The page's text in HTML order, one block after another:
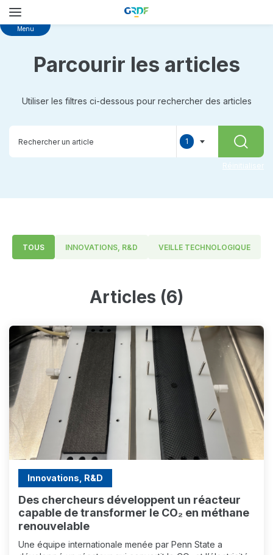
Skip
Menu
Parcourir les articles
Utiliser les filtres ci-dessous pour rechercher des articles
1
Réinitialiser
TOUS INNOVATIONS, R&D VEILLE TECHNOLOGIQUE
Articles (6)
Innovations, R&D
Des chercheurs développent un réacteur
capable de transformer le CO₂ en méthane
renouvelable
Une équipe internationale menée par Penn State a